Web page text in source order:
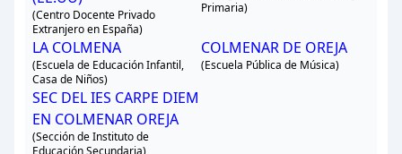
(Centro Docente Privado
Extranjero en España)
Primaria)
LA COLMENA
(Escuela de Educación Infantil,
Casa de Niños)
COLMENAR DE OREJA
(Escuela Pública de Música)
SEC DEL IES CARPE DIEM
EN COLMENAR OREJA
(Sección de Instituto de
Educación Secundaria)